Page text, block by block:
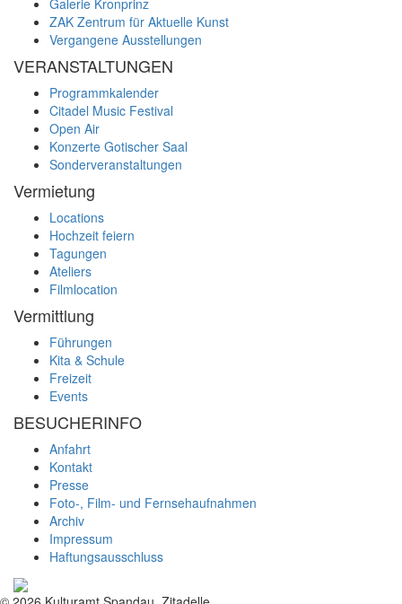
ZAK Zentrum für Aktuelle Kunst
Vergangene Ausstellungen
VERANSTALTUNGEN
Programmkalender
Citadel Music Festival
Open Air
Konzerte Gotischer Saal
Sonderveranstaltungen
Vermietung
Locations
Hochzeit feiern
Tagungen
Ateliers
Filmlocation
Vermittlung
Führungen
Kita & Schule
Freizeit
Events
BESUCHERINFO
Anfahrt
Kontakt
Presse
Foto-, Film- und Fernsehaufnahmen
Archiv
Impressum
Haftungsausschluss